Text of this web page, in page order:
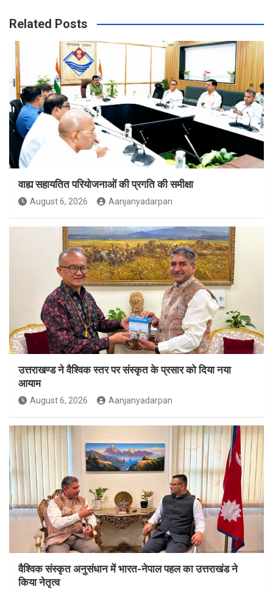
Related Posts
वाह्य सहायतित परियोजनाओं की प्रगति की समीक्षा
August 6, 2026 Aanjanyadarpan
उत्तराखण्ड ने वैश्विक स्तर पर संस्कृत के प्रसार को दिया नया
आयाम
August 6, 2026 Aanjanyadarpan
वैश्विक संस्कृत अनुसंधान में भारत-नेपाल पहल का उत्तराखंड ने
किया नेतृत्व